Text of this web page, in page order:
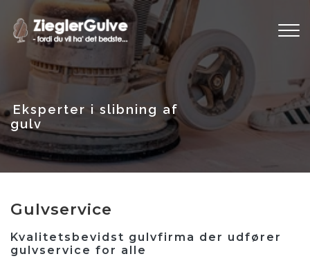
hovedindhold
Gulvservice
Kvalitetsbevidst gulvfirma der udfører
gulvservice for alle